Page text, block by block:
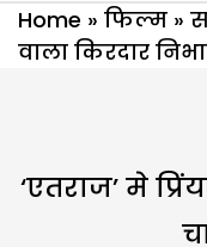
Home » फिल्म »
वाला किरदार
‘एतराज’ मे